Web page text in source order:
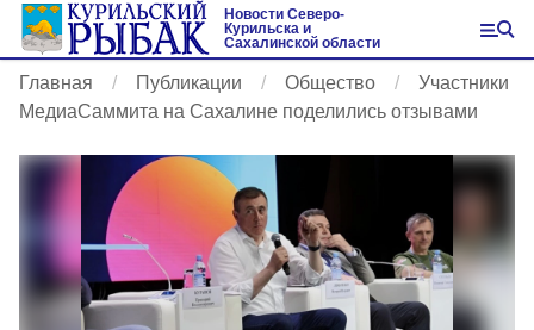
Новости Северо-
Курильска и
Сахалинской области
Главная Публикации Общество
Участники
МедиаСаммита на Сахалине поделились отзывами